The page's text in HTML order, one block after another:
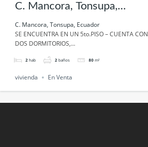
C. Mancora, Tonsupa,
Ecuador
C. Mancora, Tonsupa, Ecuador
SE ENCUENTRA EN UN 5to.PISO – CUENTA CON
DOS DORMITORIOS,...
2 hab 2 baños 80 m²
vivienda En Venta